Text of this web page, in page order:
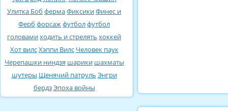
Улитка Боб фермаФиксикиФинес и
Ферб форсажфутболфутбол
головамиходить и стрелять хоккей
Хот вилсХэппи Вилс Человек паук
Черепашки ниндзя шарики шахматы
шутеры Щенячий патруль Энгри
бердзЭпоха войны